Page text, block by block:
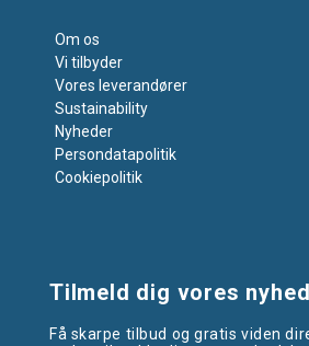
Om os
Vi tilbyder
Vores leverandører
Sustainability
Nyheder
Persondatapolitik
Cookiepolitik
Tilmeld dig vores
Få skarpe tilbud og gratis viden